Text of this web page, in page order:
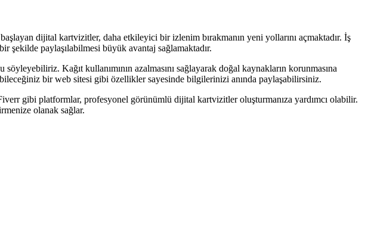
dijital kartvizitler, daha etkileyici bir izlenim bırakmanın yeni yollarını açmaktadır. İş
şekilde paylaşılabilmesi büyük avantaj sağlamaktadır.
Kağıt kullanımının azalmasını sağlayarak doğal kaynakların korunmasına
bir web sitesi gibi özellikler sayesinde bilgilerinizi anında paylaşabilirsiniz.
gibi platformlar, profesyonel görünümlü dijital kartvizitler oluşturmanıza yardımcı olabilir.
olanak sağlar.